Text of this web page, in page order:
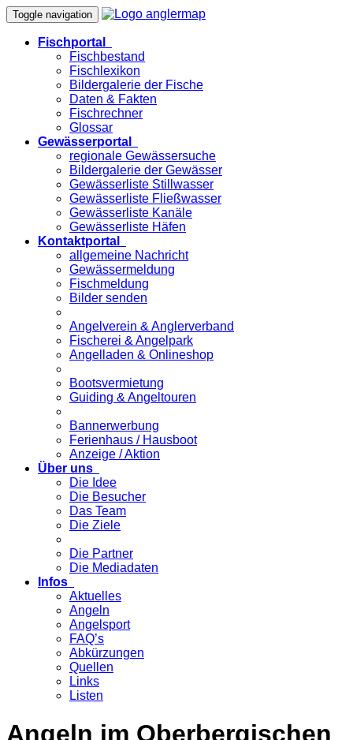
Toggle navigation
Fischportal
Fischbestand
Fischlexikon
Bildergalerie der Fische
Daten & Fakten
Fischrechner
Glossar
Gewässerportal
regionale Gewässersuche
Bildergalerie der Gewässer
Gewässerliste Stillwasser
Gewässerliste Fließwasser
Gewässerliste Kanäle
Gewässerliste Häfen
Kontaktportal
allgemeine Nachricht
Gewässermeldung
Fischmeldung
Bilder senden
Angelverein & Anglerverband
Fischerei & Angelpark
Angelladen & Onlineshop
Bootsvermietung
Guiding & Angeltouren
Bannerwerbung
Ferienhaus / Hausboot
Anzeige / Aktion
Über uns
Die Idee
Die Besucher
Das Team
Die Ziele
Die Partner
Die Mediadaten
Infos
Aktuelles
Angeln
Angelsport
FAQ’s
Abkürzungen
Quellen
Links
Listen
Angeln im Oberbergischen